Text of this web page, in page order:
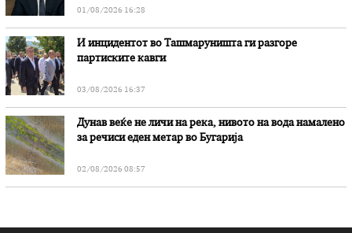
01/08/2026 16:28
И инцидентот во Ташмаруништa ги разгоре
партиските кавги
03/08/2026 16:37
Дунав веќе не личи на река, нивото на вода намалено
за речиси еден метар во Бугарија
02/08/2026 08:57